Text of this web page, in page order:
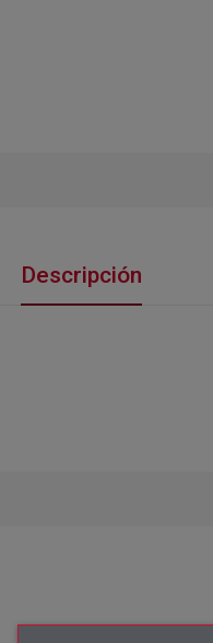
Descripción